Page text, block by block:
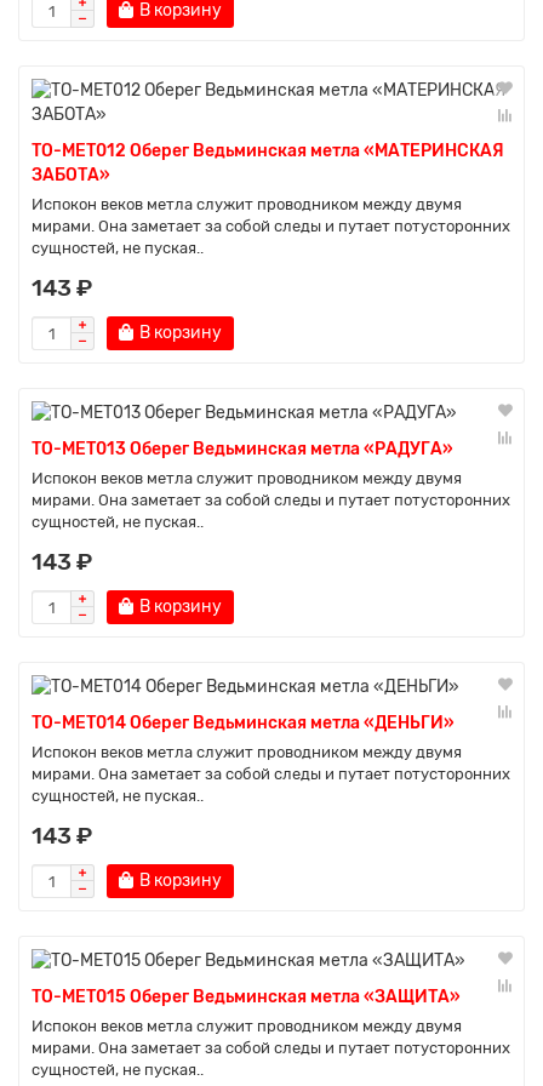
В корзину
TO-MET012 Оберег Ведьминская метла «МАТЕРИНСКАЯ
ЗАБОТА»
Испокон веков метла служит проводником между двумя
мирами. Она заметает за собой следы и путает потусторонних
сущностей, не пуская..
143 ₽
В корзину
TO-MET013 Оберег Ведьминская метла «РАДУГА»
Испокон веков метла служит проводником между двумя
мирами. Она заметает за собой следы и путает потусторонних
сущностей, не пуская..
143 ₽
В корзину
TO-MET014 Оберег Ведьминская метла «ДЕНЬГИ»
Испокон веков метла служит проводником между двумя
мирами. Она заметает за собой следы и путает потусторонних
сущностей, не пуская..
143 ₽
В корзину
TO-MET015 Оберег Ведьминская метла «ЗАЩИТА»
Испокон веков метла служит проводником между двумя
мирами. Она заметает за собой следы и путает потусторонних
сущностей, не пуская..